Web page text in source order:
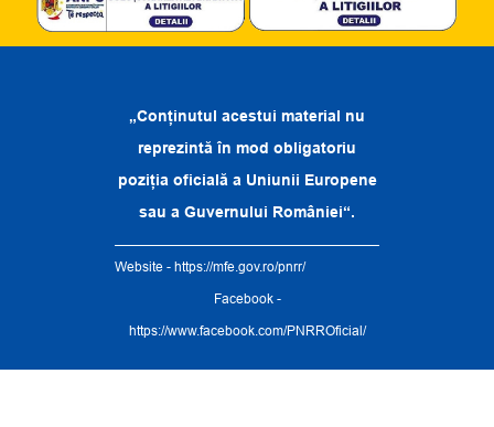
„Conținutul acestui material nu
reprezintă în mod obligatoriu
poziția oficială a Uniunii Europene
sau a Guvernului României“.
Website - https://mfe.gov.ro/pnrr/
Facebook -
https://www.facebook.com/PNRROficial/